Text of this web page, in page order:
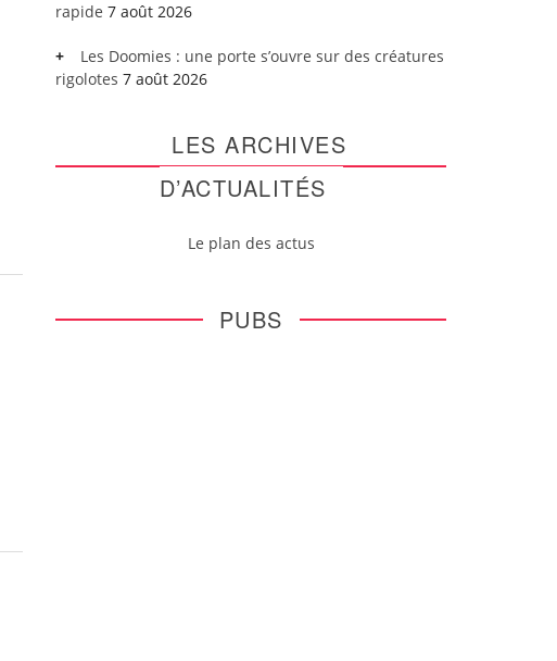
rapide 7 août 2026
Les Doomies : une porte s’ouvre sur des créatures
rigolotes 7 août 2026
LES ARCHIVES
D’ACTUALITÉS
Le plan des actus
PUBS